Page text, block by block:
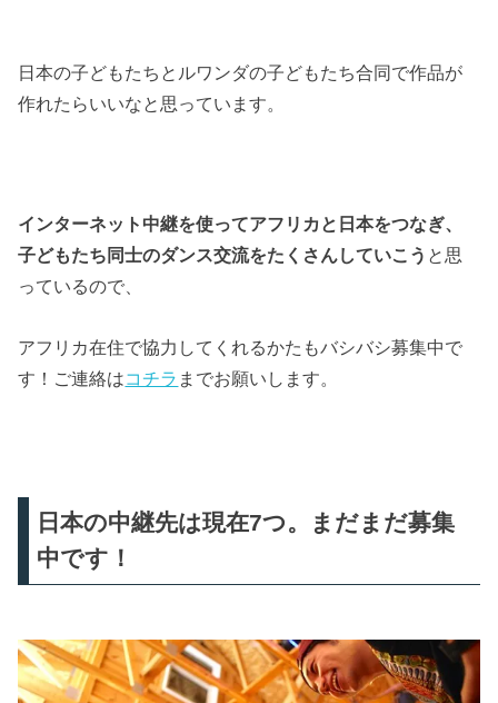
日本の子どもたちとルワンダの子どもたち合同で作品が
作れたらいいなと思っています。
インターネット中継を使ってアフリカと日本をつなぎ、
子どもたち同士のダンス交流をたくさんしていこう と思
っているので、
アフリカ在住で協力してくれるかたもバシバシ募集中で
す！ご連絡はコチラ までお願いします。
日本の中継先は現在7つ。まだまだ募集
中です！